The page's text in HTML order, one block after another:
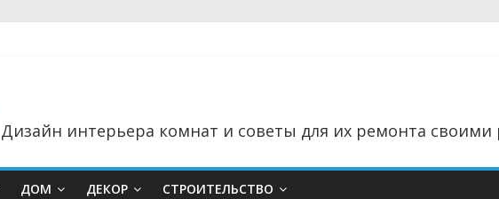
Дизайн интерьера комнат и советы для их ремонта
ДОМ ДЕКОР СТРОИТЕЛЬСТВО